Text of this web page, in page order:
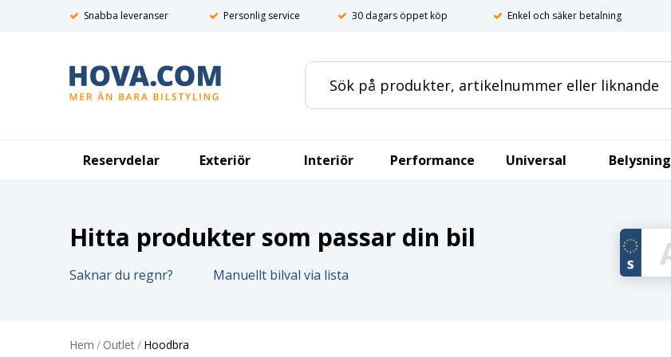
Snabba leveranser Personlig service 30 dagars öppet köp Enkel och säker betalning
Reservdelar Exteriör Interiör Performance Universal Belysning
Hitta produkter som passar din bil
Saknar du regnr? Manuellt bilval via lista
Hem / Outlet/ Hoodbra